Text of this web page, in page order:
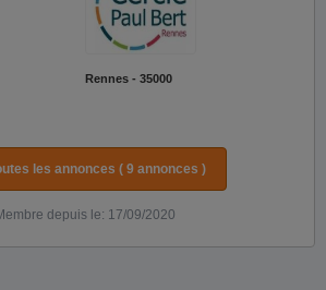
Rennes - 35000
les annonces ( 9 annonces )
depuis le: 17/09/2020